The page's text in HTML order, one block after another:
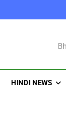
HINDI NEWS